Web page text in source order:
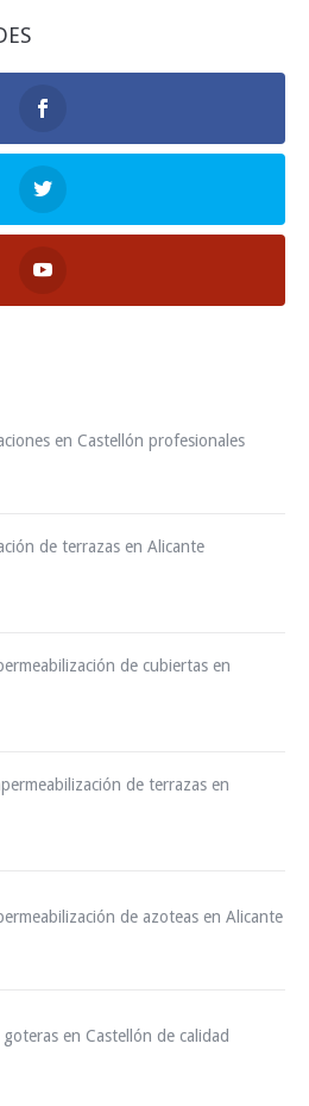
en Castellón profesionales
de terrazas en Alicante
de cubiertas en
de terrazas en
de azoteas en Alicante
en Castellón de calidad